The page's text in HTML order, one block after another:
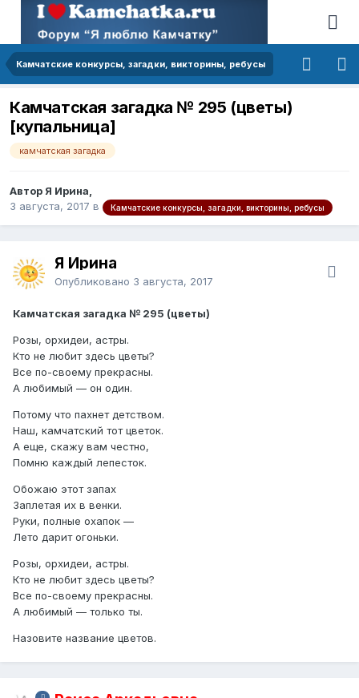
Камчатские конкурсы, загадки, викторины, ребусы
Камчатская загадка № 295 (цветы)
[купальница]
камчатская загадка
Автор Я Ирина,
3 августа, 2017 в Камчатские конкурсы, загадки, викторины, ребусы
Я Ирина
Опубликовано 3 августа, 2017
Камчатская загадка № 295 (цветы)
Розы, орхидеи, астры.
Кто не любит здесь цветы?
Все по-своему прекрасны.
А любимый — он один.
Потому что пахнет детством.
Наш, камчатский тот цветок.
А еще, скажу вам честно,
Помню каждый лепесток.
Обожаю этот запах
Заплетая их в венки.
Руки, полные охапок —
Лето дарит огоньки.
Розы, орхидеи, астры.
Кто не любит здесь цветы?
Все по-своему прекрасны.
А любимый — только ты.
Назовите название цветов.